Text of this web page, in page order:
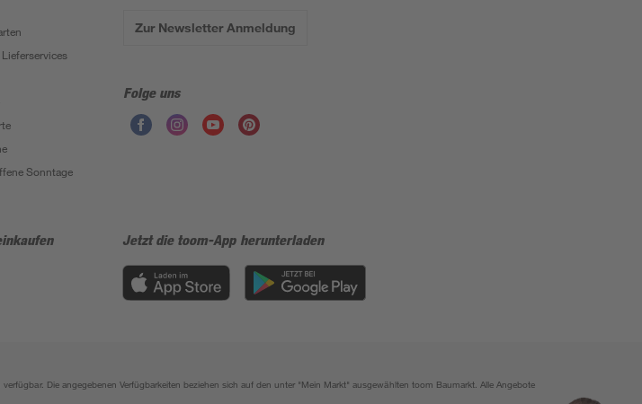
Sonntage
Zur Newsletter Anmeldung
Folge uns
Jetzt die toom-App herunterladen
Die angegebenen Verfügbarkeiten beziehen sich auf den unter "Mein Markt" ausgewählten toom Baumarkt. Alle Angebote